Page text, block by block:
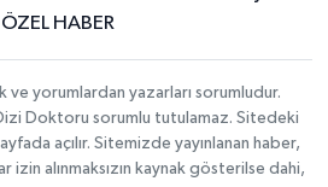
ÖZEL HABER
ve yorumlardan yazarları sorumludur.
Doktoru sorumlu tutulamaz. Sitedeki
açılır. Sitemizde yayınlanan haber,
izin alınmaksızın kaynak gösterilse dahi,